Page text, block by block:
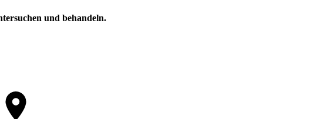
und behandeln.